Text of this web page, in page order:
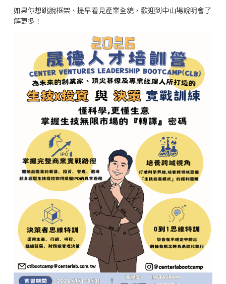
如果你想跳脫框架、提早看見產業全貌，歡迎到中山場說明會了
解更多！